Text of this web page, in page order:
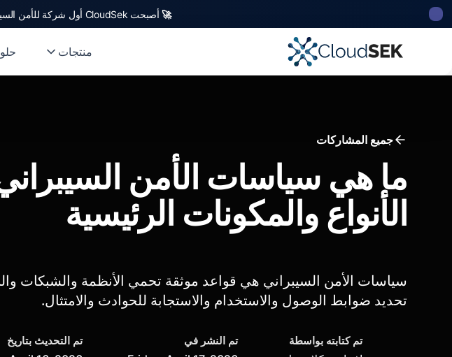
🚀 أصبحت CloudSek أول شركة للأمن السيبراني من أصل هندي تتلقى استثمارات منها
منتجات
جميع المشاركات
ما هي سياسات الأمن
الأنواع والمكونات الرئيسية
سياسات الأمن السيبراني هي قواعد موثقة تحمي الأنظمة والشبكات
تحديد ضوابط الوصول والاستخدام والاستجابة للحوادث والامتثال.
تم كتابته بواسطة تم النشر في تم التحديث بتاريخ